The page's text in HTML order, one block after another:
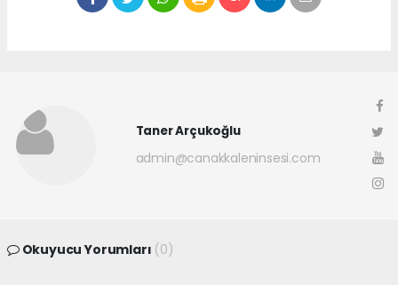
Taner Arçukoğlu
admin@canakkaleninsesi.com
Okuyucu Yorumları (0)